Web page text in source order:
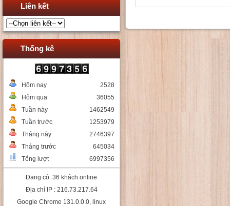
Liên kết
Thống kê
Hôm nay
2528
Hôm qua
36055
Tuần này
1462549
Tuần trước
1253979
Tháng này
2746397
Tháng trước
645034
Tổng lượt
6997356
Đang có: 36 khách online
Địa chỉ IP : 216.73.217.64
Google Chrome 131.0.0.0, linux